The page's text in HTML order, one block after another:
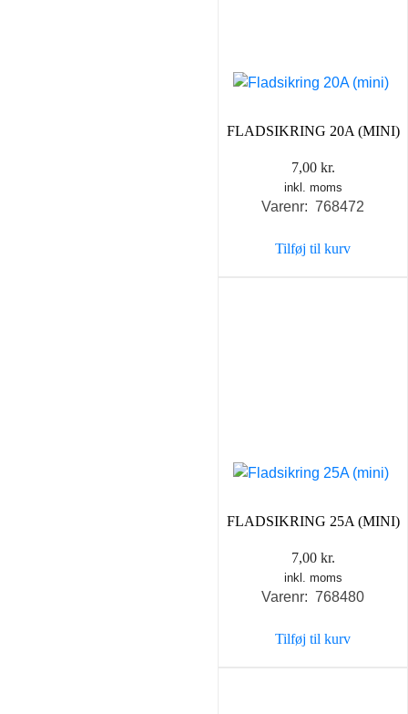
FLADSIKRING 20A (MINI)
7,00 kr.
inkl. moms
Varenr: 768472
Tilføj til kurv
FLADSIKRING 25A (MINI)
7,00 kr.
inkl. moms
Varenr: 768480
Tilføj til kurv